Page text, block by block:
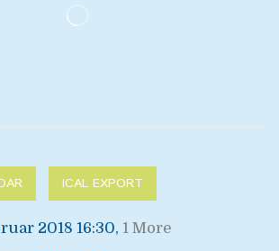
ICAL EXPORT
2018 16:30, 1 More